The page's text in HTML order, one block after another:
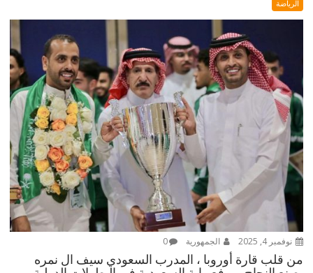
الرياضة
نوفمبر 4, 2025 الجمهورية 0
من قلب قارة أوروبا ، المدرب السعودي سيف ال نمره